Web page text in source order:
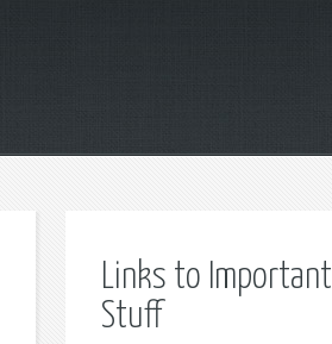
Links to Important
Stuff